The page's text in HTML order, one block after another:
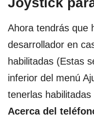
Ahora tendrás que
desarrollador en
habilitadas (Estas
inferior del menú
tenerlas
Acerca del